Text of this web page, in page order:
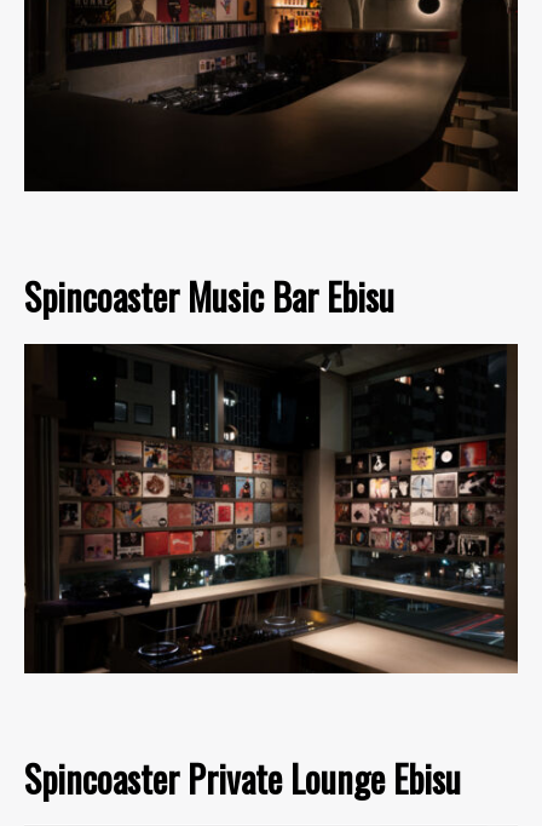
Spincoaster Music Bar Ebisu
Spincoaster Private Lounge Ebisu